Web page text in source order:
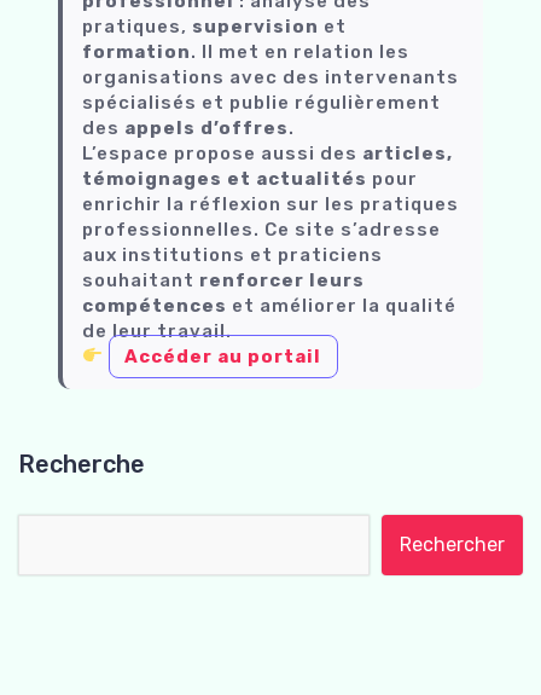
pratiques, supervision et
formation. Il met en relation les
organisations avec des intervenants
spécialisés et publie régulièrement
des appels d’offres.
L’espace propose aussi des articles,
témoignages et actualités pour
enrichir la réflexion sur les pratiques
professionnelles. Ce site s’adresse
aux institutions et praticiens
souhaitant renforcer leurs
compétences et améliorer la qualité
de leur travail.
Accéder au portail
Recherche